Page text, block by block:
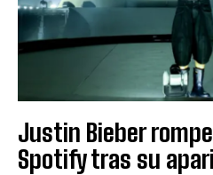
Justin Bieber
Spotify tras su